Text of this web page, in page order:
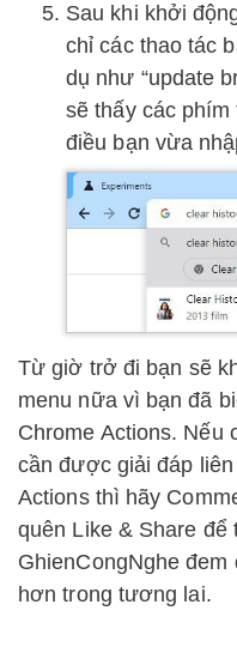
Sau khi khởi
chỉ các thao tác
dụ như “update
sẽ thấy các
điều bạn vừa
Từ giờ trở đi bạn sẽ
menu nữa vì bạn đã
Chrome Actions. Nếu
cần được giải đáp
Actions thì hãy
quên Like & Share để
GhienCongNghe
hơn trong tương lai.